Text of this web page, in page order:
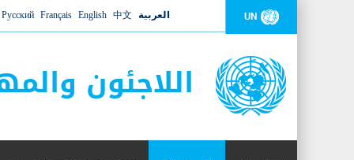
UN العربية 中文
English
Français
Русский
اللاجئون